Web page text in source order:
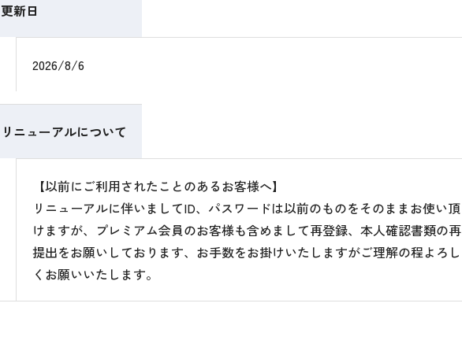
更新日
2026/8/6
リニューアルについて
【以前にご利用されたことのあるお客様へ】
リニューアルに伴いましてID、パスワードは以前のものをそのままお使い頂
けますが、プレミアム会員のお客様も含めまして再登録、本人確認書類の再
提出をお願いしております、お手数をお掛けいたしますがご理解の程よろし
くお願いいたします。